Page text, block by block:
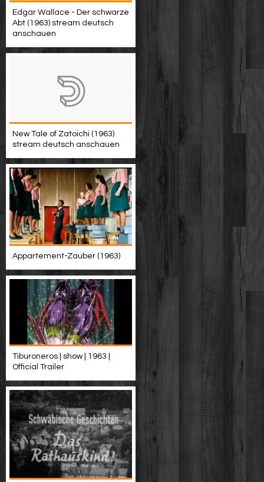
Edgar Wallace - Der schwarze
Abt (1963) stream deutsch
anschauen
New Tale of Zatoichi (1963)
stream deutsch anschauen
Appartement-Zauber (1963)
Tiburoneros | show | 1963 |
Official Trailer